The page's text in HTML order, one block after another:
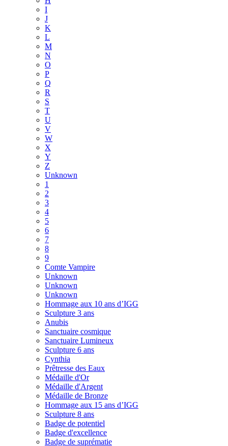
I
J
K
L
M
N
O
P
Q
R
S
T
U
V
W
X
Y
Z
Unknown
1
2
3
4
5
6
7
8
9
Comte Vampire
Unknown
Unknown
Unknown
Hommage aux 10 ans d’IGG
Sculpture 3 ans
Anubis
Sanctuaire cosmique
Sanctuaire Lumineux
Sculpture 6 ans
Cynthia
Prêtresse des Eaux
Médaille d'Or
Médaille d'Argent
Médaille de Bronze
Hommage aux 15 ans d’IGG
Sculpture 8 ans
Badge de potentiel
Badge d'excellence
Badge de suprématie